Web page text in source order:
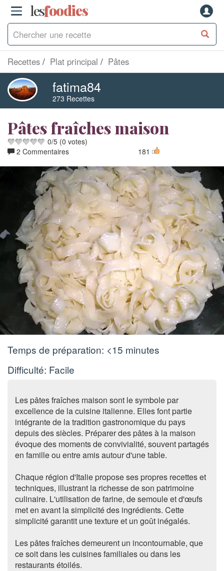
lesfoodies
Recettes Plat principal Pâtes
fatima84
273 Recettes
Pâtes fraîches maison
0/5 (0 votes)
2 Commentaires
181
Temps de préparation: <15 minutes
Difficulté: Facile
Les pâtes fraîches maison sont le symbole par
excellence de la cuisine italienne. Elles font partie
intégrante de la tradition gastronomique du pays
depuis des siècles. Préparer des pâtes à la maison
évoque des moments de convivialité, souvent partagés
en famille ou entre amis autour d'une table.
Chaque région d'Italie propose ses propres recettes et
techniques, illustrant la richesse de son patrimoine
culinaire. L'utilisation de farine, de semoule et d'œufs
met en avant la simplicité des ingrédients. Cette
simplicité garantit une texture et un goût inégalés.
Les pâtes fraîches demeurent un incontournable, que
ce soit dans les cuisines familiales ou dans les
restaurants étoilés.